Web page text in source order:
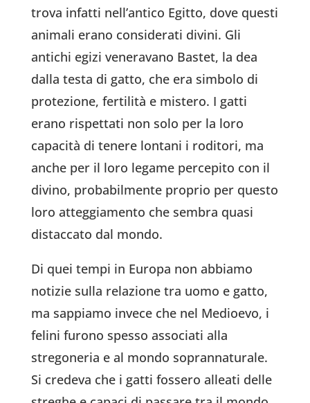
trova infatti nell’antico Egitto, dove questi
animali erano considerati divini. Gli
antichi egizi veneravano Bastet, la dea
dalla testa di gatto, che era simbolo di
protezione, fertilità e mistero. I gatti
erano rispettati non solo per la loro
capacità di tenere lontani i roditori, ma
anche per il loro legame percepito con il
divino, probabilmente proprio per questo
loro atteggiamento che sembra quasi
distaccato dal mondo.
Di quei tempi in Europa non abbiamo
notizie sulla relazione tra uomo e gatto,
ma sappiamo invece che nel Medioevo, i
felini furono spesso associati alla
stregoneria e al mondo soprannaturale.
Si credeva che i gatti fossero alleati delle